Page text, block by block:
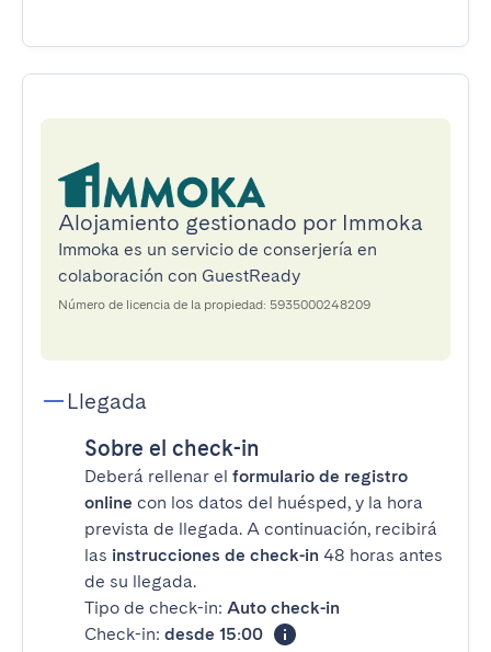
Alojamiento gestionado por Immoka
Immoka es un servicio de conserjería en
colaboración con GuestReady
Número de licencia de la propiedad: 5935000248209
Llegada
Sobre el check-in
Deberá rellenar el formulario de registro
online con los datos del huésped, y la hora
prevista de llegada. A continuación, recibirá
las instrucciones de check-in 48 horas antes
de su llegada.
Tipo de check-in: Auto check-in
Check-in: desde 15:00